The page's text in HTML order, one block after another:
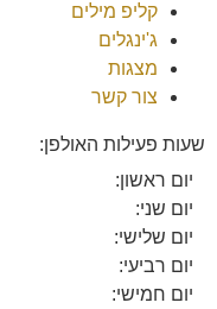
קליפ מילים
ג'ינגלים
מצגות
צור קשר
שעות פעילות האולפן:
יום ראשון:
יום שני:
יום שלישי:
יום רביעי:
יום חמישי: